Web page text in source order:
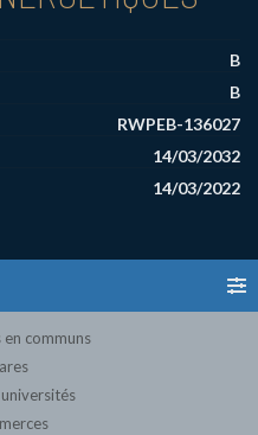
B
B
RWPEB-136027
14/03/2032
14/03/2022
communs